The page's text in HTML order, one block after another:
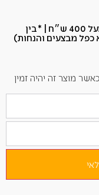
*משתתף במשלוח חינם (*ברכישה מעל 400 ש״ח​ | *בין
מבצעים והנחות)
מוצר זה יהיה זמין